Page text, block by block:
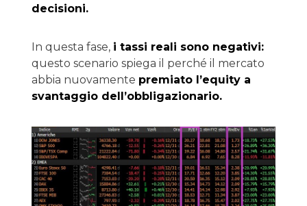
decisioni.
In questa fase, i tassi reali sono negativi:
questo scenario spiega il perché il mercato
abbia nuovamente premiato l’equity a
svantaggio dell’obbligazionario.